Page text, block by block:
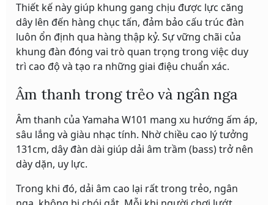
Thiết kế này giúp khung gang chịu được lực căng
dây lên đến hàng chục tấn, đảm bảo cấu trúc đàn
luôn ổn định qua hàng thập kỷ. Sự vững chãi của
khung đàn đóng vai trò quan trọng trong việc duy
trì cao độ và tạo ra những giai điệu chuẩn xác.
Âm thanh trong trẻo và ngân nga
Âm thanh của Yamaha W101 mang xu hướng ấm áp,
sâu lắng và giàu nhạc tính. Nhờ chiều cao lý tưởng
131cm, dây đàn dài giúp dải âm trầm (bass) trở nên
dày dặn, uy lực.
Trong khi đó, dải âm cao lại rất trong trẻo, ngân